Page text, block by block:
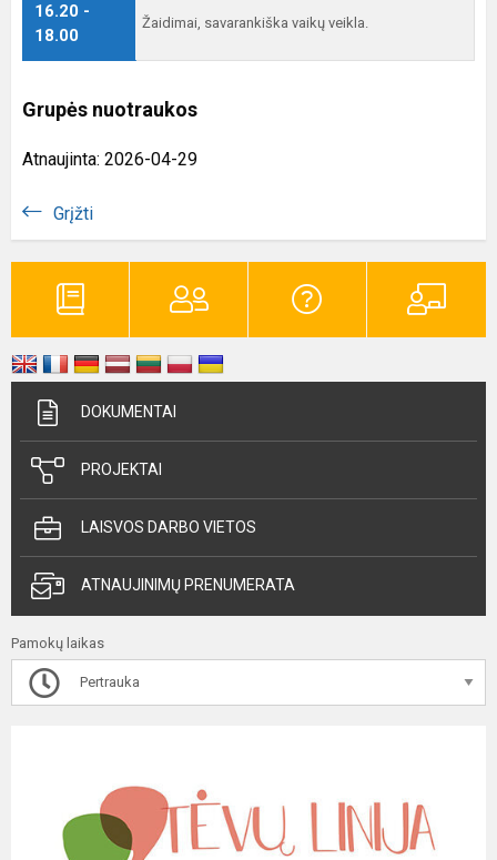
16.20 -
18.00
Žaidimai, savarankiška vaikų veikla.
Grupės nuotraukos
Atnaujinta: 2026-04-29
Grįžti
DOKUMENTAI
PROJEKTAI
LAISVOS DARBO VIETOS
ATNAUJINIMŲ PRENUMERATA
Pamokų laikas
Pertrauka